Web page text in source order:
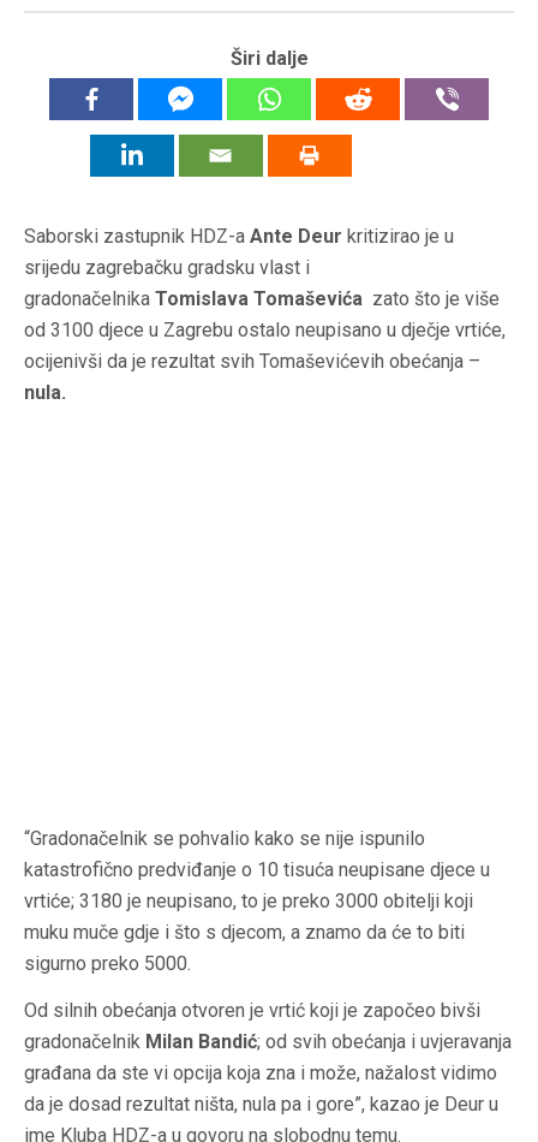
Širi dalje
Saborski zastupnik HDZ-a Ante Deur kritizirao je u
srijedu zagrebačku gradsku vlast i
gradonačelnika Tomislava Tomaševića zato što je više
od 3100 djece u Zagrebu ostalo neupisano u dječje vrtiće,
ocijenivši da je rezultat svih Tomaševićevih obećanja –
nula.
“Gradonačelnik se pohvalio kako se nije ispunilo
katastrofično predviđanje o 10 tisuća neupisane djece u
vrtiće; 3180 je neupisano, to je preko 3000 obitelji koji
muku muče gdje i što s djecom, a znamo da će to biti
sigurno preko 5000.
Od silnih obećanja otvoren je vrtić koji je započeo bivši
gradonačelnik Milan Bandić; od svih obećanja i uvjeravanja
građana da ste vi opcija koja zna i može, nažalost vidimo
da je dosad rezultat ništa, nula pa i gore”, kazao je Deur u
ime Kluba HDZ-a u govoru na slobodnu temu.